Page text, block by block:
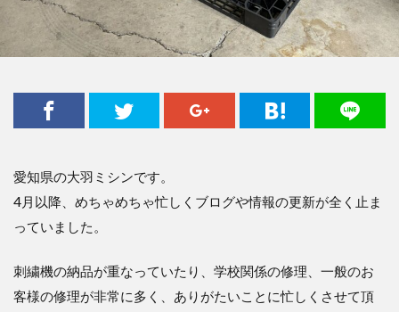
愛知県の大羽ミシンです。
4月以降、めちゃめちゃ忙しくブログや情報の更新が全く止ま
っていました。
刺繍機の納品が重なっていたり、学校関係の修理、一般のお
客様の修理が非常に多く、ありがたいことに忙しくさせて頂